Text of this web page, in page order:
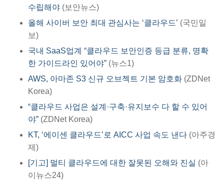
수립해야 (보안뉴스)
올해 사이버 보안 최대 관심사는 ‘클라우드’ (국민일
보)
국내 SaaS업계 “클라우드 보안인증 등급 분류, 명확
한 가이드라인 있어야” (뉴스1)
AWS, 아마존 S3 신규 오브젝트 기본 암호화 (ZDNet
Korea)
“클라우드 사업은 설계·구축·유지보수 다 할 수 있어
야” (ZDNet Korea)
KT, ‘에이센 클라우드’로 AICC 사업 속도 낸다 (아주경
제)
[기고] 멀티 클라우드에 대한 잘못된 오해와 진실 (아
이뉴스24)